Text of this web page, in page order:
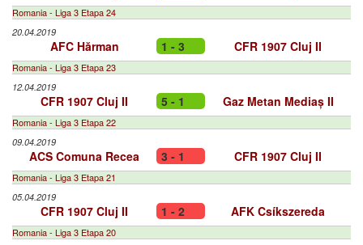
Romania - Liga 3 Etapa 24
20.04.2019
AFC Hărman 1 - 3 CFR 1907 Cluj II
Romania - Liga 3 Etapa 23
12.04.2019
CFR 1907 Cluj II 5 - 1 Gaz Metan Mediaș II
Romania - Liga 3 Etapa 22
09.04.2019
ACS Comuna Recea 3 - 1 CFR 1907 Cluj II
Romania - Liga 3 Etapa 21
05.04.2019
CFR 1907 Cluj II 1 - 2 AFK Csíkszereda
Romania - Liga 3 Etapa 20